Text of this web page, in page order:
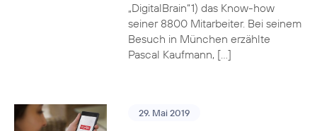
„DigitalBrain“1) das Know-how
seiner 8800 Mitarbeiter. Bei seinem
Besuch in München erzählte
Pascal Kaufmann, […]
29. Mai 2019